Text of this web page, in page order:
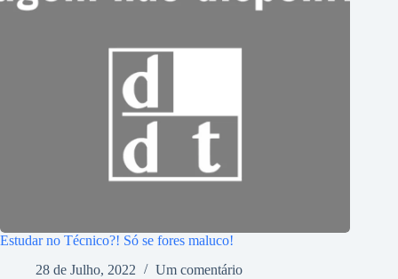
Estudar no Técnico?! Só se fores maluco!
28 de Julho, 2022
Um comentário